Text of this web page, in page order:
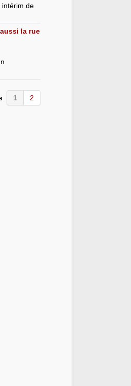
intérim de
la rue
1 2